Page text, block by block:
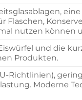
Flaschen,
nutzen können
und die
Produkten.
Richtlinien),
Moderne